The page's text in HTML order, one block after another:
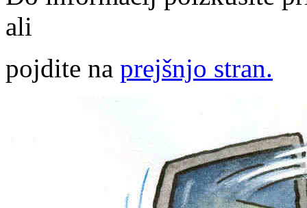
ali
pojdite na prejšnjo stran.